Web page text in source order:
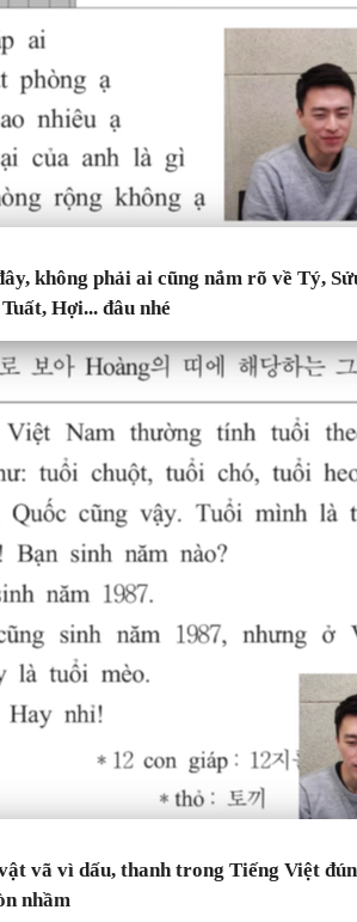
không phải ai cũng nắm rõ về Tý,
Hợi... đâu nhé
vã vì dấu, thanh trong Tiếng Việt
nhầm